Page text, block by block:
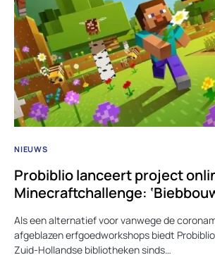
NIEUWS
Probiblio lanceert project
Minecraftchallenge:
Als een alternatief voor vanwege de
afgeblazen erfgoedworkshops biedt
Zuid-Hollandse bibliotheken sinds…